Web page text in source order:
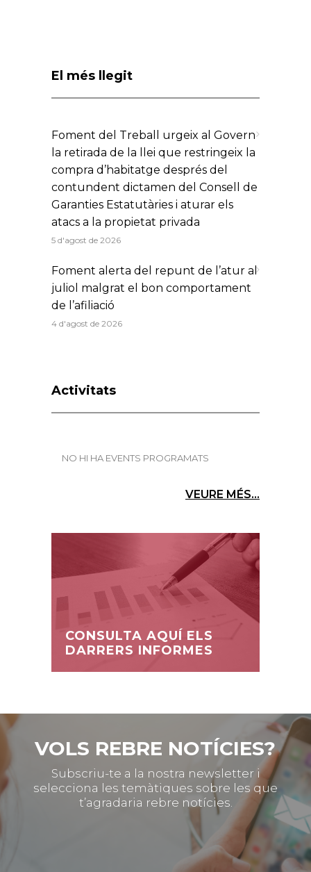
El més llegit
Foment del Treball urgeix al Govern
la retirada de la llei que restringeix la
compra d’habitatge després del
contundent dictamen del Consell de
Garanties Estatutàries i aturar els
atacs a la propietat privada
5 d'agost de 2026
Foment alerta del repunt de l’atur al
juliol malgrat el bon comportament
de l’afiliació
4 d'agost de 2026
Activitats
NO HI HA EVENTS PROGRAMATS
VEURE MÉS...
CONSULTA AQUÍ ELS
DARRERS INFORMES
VOLS REBRE NOTÍCIES?
Subscriu-te a la nostra newsletter i
selecciona les temàtiques sobre les que
t’agradaria rebre notícies.